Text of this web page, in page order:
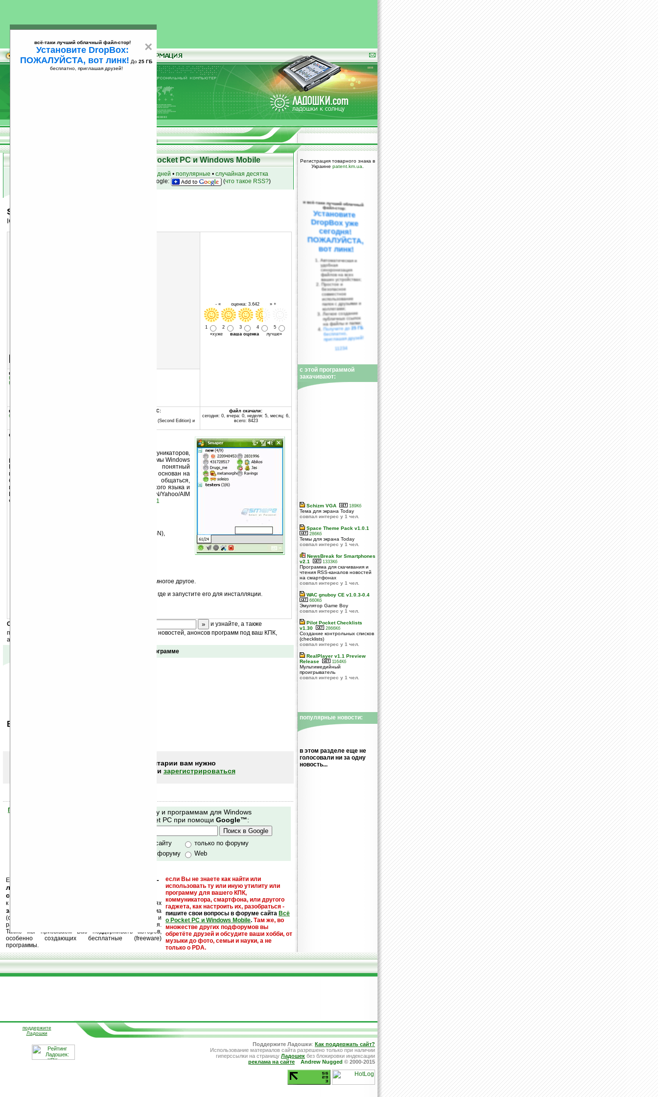
25
Скачать программы для КПК Pocket PC и Windows Mobile
за 7 дней • популярные • случайная десятка
на Google: (что такое RSS?)
Sm@peR v1.06w
ICQ, Jabber, MSN, Mail.ru клиент
- « оценка: 3.642 » +
1 2 3 4
5
«хуже ваша оценкалучше»
группы программы:
Коммуникации и сети
Коммуникации и сети
программа:
бесплатная
совместима с Pocket PC:
Windows Mobile 2003 SE (Second Edition) и
файл скачали:
сегодня: 0, вчера: 0, неделя: 5, месяц: 6,
всего: 8423
описание:
— это лучший ICQ-клиент для коммуникаторов,
работающих под управлением операционной системы Windows
Mobile, имеющий эргономичный и интуитивно понятный
интерфейс и высокую функциональность. Sm@peR основан на
базе известного проекта mChat и позволяет общаться,
используя протокол ICQ. Нативная поддержка русского языка и
КПК с VGA экранами. Возможна настройка ICQ/MSN/Yahoo/AIM
через Jabber. Для работы необходим
.NET CF 2.0 SP1
четыре протокола (ICQ, Jabber, Mail Agent, MSN),
поддержка VGA и уникальная VGA графика и многое другое.
Скопируйте закачавшийся файл в память КПК где и запустите его для инсталляции.
Скоро
и узнайте, а также
получайте ежедневный или еженедельный дайджест новостей, анонсов программ под ваш КПК,
акций сайта на ваш почтовый ящик.
Отзывы о программе
Ваше мнение будет первым.
Чтобы писать комментарии вам нужно
или зарегистрироваться
Помогите Ладошкам стать лучше
Поиск по сайту и программам для Windows
Mobile и Pocket PC при помощи Google™:
только по сайту
только по форуму
по сайту и форуму
Web
Еще раз обращаем внимание, что
кейгены, кряки -
лекарства, серийные номера, ключи и
ссылки на варезные сайты
если Вы не знаете как найти или
использовать ту или иную утилиту или
программу для вашего КПК,
коммуникатора, смартфона, или другого
гаджета, как настроить их, разобраться -
пишите свои вопросы в форуме сайта Всё
о Pocket PC и Windows Mobile. Там же, во
множестве других подфорумов вы
обретёте друзей и обсудите ваши хобби, от
музыки до фото, семьи и науки, а не
только о PDA.
к публикации на нашем сайте в комментариях
запрещены
, как и несанкционированная реклама
(спам). Мы поддерживаем авторов программ и
развитие легального программного обеспечения.
Также мы призываем Вас поддерживать авторов,
особенно создающих бесплатные (freeware)
программы.
Регистрация товарного знака в
Украине patent.km.ua
×
всё-таки лучший облачный файл-стор!
Установите DropBox:
ПОЖАЛУЙСТА, вот линк! До 25 ГБ
бесплатно, приглашая друзей!
и всё-таки лучший облачный
файл-стор:
Установите
DropBox уже
сегодня!
ПОЖАЛУЙСТА,
вот линк!
Автоматическая и
удобная
синхронизация
файлов на всех
ваших устройствах;
Простое и
безопасное
совместное
использование
папок с друзьями и
коллегами;
Легкое создание
публичных ссылок
на файлы и папки;
Получите до25 ГБ
бесплатно,
приглашая друзей!
11234
с этой программой
закачивают:
Schizm VGA 189Кб
Тема для экрана Today
совпал интерес у 1 чел.
Space Theme Pack v1.0.1
286Кб
Темы для экрана Today
совпал интерес у 1 чел.
NewsBreak for Smartphones
v2.1
1333Кб
Программа для скачивания и
чтения RSS-каналов новостей
на смартфонах
совпал интерес у 1 чел.
WAC gnuboy CE v1.0.3-0.4
660Кб
Эмулятор Game Boy
совпал интерес у 1 чел.
Pilot Pocket Checklists
v1.30
2866Кб
Создание контрольных списков
(checklists)
совпал интерес у 1 чел.
RealPlayer v1.1 Preview
Release
1164Кб
Мультимедийный
проигрыватель
совпал интерес у 1 чел.
популярные новости:
в этом разделе еще не
голосовали ни за одну
новость...
поддержите
Ладошки
Поддержите Ладошки: Как поддержать сайт?
Использование материалов сайта разрешено только при наличии
гиперссылки на страницу Ладошек без блокировки индексации
реклама на сайте
Andrew Nugged © 2000-2015